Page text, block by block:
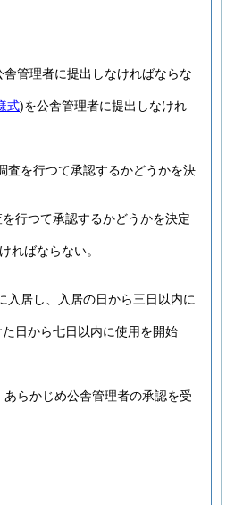
管理者に提出しなければならな
式)を公舎管理者に提出しなけれ
査を行つて承認するかどうかを決
行つて承認するかどうかを決定
ればならない。
入居し、入居の日から三日以内に
日から七日以内に使用を開始
らかじめ公舎管理者の承認を受